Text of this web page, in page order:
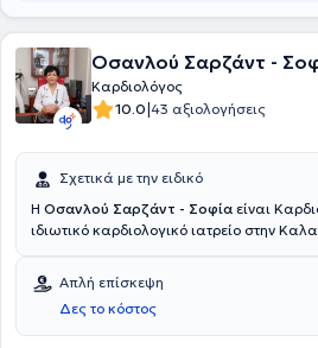
Οσανλού Σαρζάντ -
Καρδιολόγος
10.0|43 αξιολογήσεις
Σχετικά με την ειδικό
H Οσανλού Σαρζάντ - Σοφία είναι
ιδιωτικό καρδιολογικό ιατρείο στην
Αριστοτελείου Πανεπιστημίου
ειδικότητας της Καρδιολογίας. Έχει
διαχωρισμού και προσδιορισμού
εφαρμογή στη χημική ανάλυση, έρευνα
Απλή επίσκεψη
Δες το κόστος